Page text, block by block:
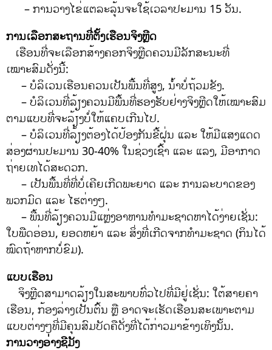
– ການວາງໄຂ່ແຕລະລຸ້ນຈະໃຊ້ເວລາປະມານ 15 ວັນ.
ການເລືອກສະຖານທີ່ຕັ້ງເຮືອນຈິງຫຼີດ
ເຮືອນທີ່ຈະເລືອກສ້າງຄອກຈິງຫຼີດຄວນມີລັກສະນະທີ່
ເໝາະສົມດັ່ງນີ້:
– ບໍລິເວນເຮືອນຄວນເປັນພື້ນທີ່ສູງ, ນໍ້າບໍ່ຖ້ວມຂັງ.
– ບໍລິເວນທີ່ລ້ຽງຄວນມີພື້ນທີ່ຮອງຮັບຢ່າງຈິງຫຼີດໃຫ້ເໝາະສົມ
ຕາມແບບທີ່ຈະລ້ຽງບໍ່ໃຫ້ແຄບເກີນໄປ.
– ບໍລິເວນທີ່ລ້ຽງຕ້ອງໄດ້ປ້ອງກັນຂີ້ຝຸ່ນ ແລະ ໃຫ້ມີແສງແດດ
ສ່ອງຜ່ານປະມານ 30-40% ໃນຊ່ວງເຊົ້າ ແລະ ແລງ, ມີອາກາດ
ຖ່າຍເທໄດ້ສະດວກ.
– ເປັນພື້ນທີ່ທີ່ບໍ່ເຄີຍເກີດພະຍາດ ແລະ ການລະບາດຂອງ
ພວກມົດ ແລະ ໄຮຕ່າງໆ.
– ພື້ນທີ່ລ້ຽງຄວນມີແຫຼ່ງອາຫານທໍາມະຊາດຫາໄດ້ງ່າຍເຊັ່ນ:
ໃບພືດອ່ອນ, ຍອດຫຍ້າ ແລະ ສິ່ງທີ່ເກີດຈາກທໍາມະຊາດ (ກິນໄດ້
ໝົດຖ້າຫາກບໍ່ຂົມ).
ແບບເຮືອນ
ຈິງຫຼີດສາມາດລ້ຽງໃນສະພາບທົ່ວໄປທີ່ມີຢູ່ເຊັ່ນ: ໃຕ້ສາຍຄາ
ເຮືອນ, ກ້ອງລ່າງເປັນຕົ້ນ ຫຼື ອາດຈະເຮັດເຮືອນສະເພາະຕາມ
ແບບຕ່າງໆທີ່ມີຄຸນສົມບັດຄືດັ່ງທີ່ໄດ້ກ່າວມາຂ້າງເທິງນັ້ນ.
ການວາງອ່າງຊີມັງ